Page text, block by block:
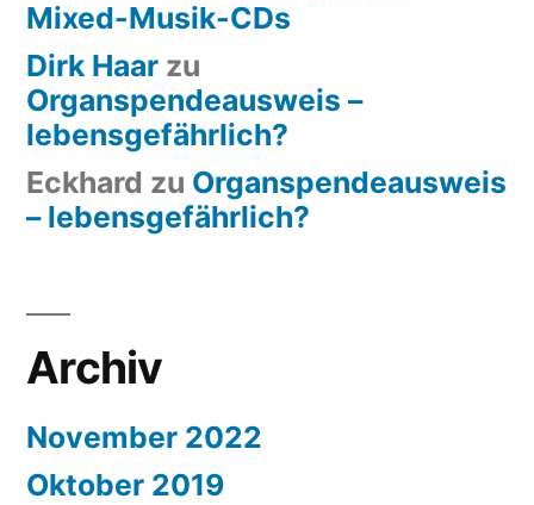
Mixed-Musik-CDs
Dirk Haar zu
Organspendeausweis –
lebensgefährlich?
Eckhard zu Organspendeausweis
– lebensgefährlich?
Archiv
November 2022
Oktober 2019